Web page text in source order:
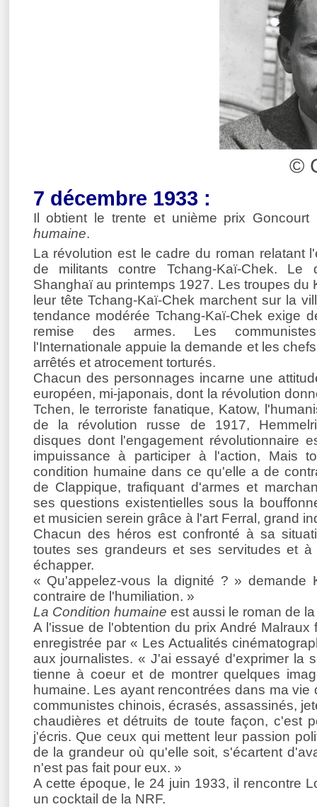
©
7 décembre 1933 :
Il obtient le trente et unième prix
humaine.
La révolution est le cadre du roman relatant
de militants contre Tchang-Kaï-Chek.
Shanghaï au printemps 1927. Les troupes du
leur tête Tchang-Kaï-Chek marchent sur la
tendance modérée Tchang-Kaï-Chek exige
remise des armes. Les
l'Internationale appuie la demande et les
arrêtés et atrocement torturés.
Chacun des personnages incarne une
européen, mi-japonais, dont la révolution
Tchen, le terroriste fanatique, Katow,
de la révolution russe de 1917,
disques dont l'engagement révolutionnaire
impuissance à participer à l'action, Mais
condition humaine dans ce qu'elle a de
de Clappique, trafiquant d'armes et
ses questions existentielles sous la
et musicien serein grâce à l'art Ferral, grand
Chacun des héros est confronté à sa
toutes ses grandeurs et ses servitudes et
échapper.
« Qu'appelez-vous la dignité ? » demande
contraire de l'humiliation. »
La Condition humaine est aussi le roman de
A l'issue de l'obtention du prix André Malraux
enregistrée par « Les Actualités
aux journalistes. « J'ai essayé d'exprimer la
tienne à coeur et de montrer quelques
humaine. Les ayant rencontrées dans ma vie
communistes chinois, écrasés, assassinés,
chaudières et détruits de toute façon, c'est
j'écris. Que ceux qui mettent leur passion
de la grandeur où qu'elle soit, s'écartent
n'est pas fait pour eux. »
A cette époque, le 24 juin 1933, il rencontre
un cocktail de la NRF.